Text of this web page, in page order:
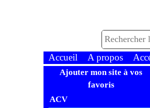
Accueil A propos
Ajouter mon site à vos
favoris
ACV